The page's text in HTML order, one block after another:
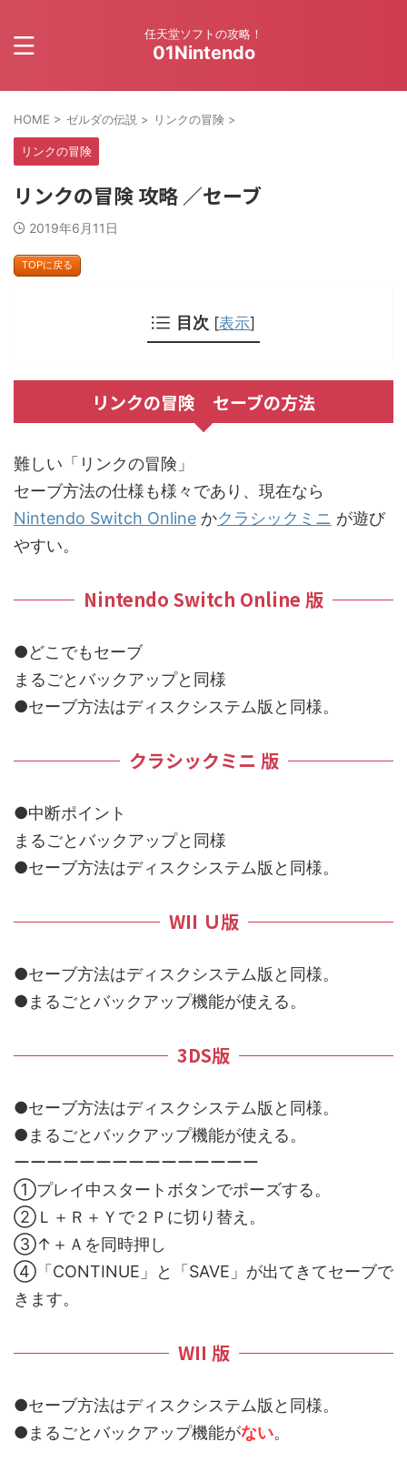
任天堂ソフトの攻略！
01Nintendo
HOME > ゼルダの伝説 > リンクの冒険 >
リンクの冒険
リンクの冒険 攻略 ／セーブ
2019年6月11日
TOPに戻る
目次 [表示]
リンクの冒険 セーブの方法
難しい「リンクの冒険」
セーブ方法の仕様も様々であり、現在なら
Nintendo Switch Online かクラシックミニ が遊び
やすい。
Nintendo Switch Online 版
●どこでもセーブ
まるごとバックアップと同様
●セーブ方法はディスクシステム版と同様。
クラシックミニ 版
●中断ポイント
まるごとバックアップと同様
●セーブ方法はディスクシステム版と同様。
WII Ｕ版
●セーブ方法はディスクシステム版と同様。
●まるごとバックアップ機能が使える。
3DS版
●セーブ方法はディスクシステム版と同様。
●まるごとバックアップ機能が使える。
ーーーーーーーーーーーーーーー
①プレイ中スタートボタンでポーズする。
②Ｌ＋Ｒ＋Ｙで２Ｐに切り替え。
③↑＋Ａを同時押し
④「CONTINUE」と「SAVE」が出てきてセーブで
きます。
WII 版
●セーブ方法はディスクシステム版と同様。
●まるごとバックアップ機能がない。